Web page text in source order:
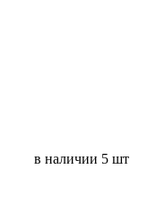
в наличии 5 шт